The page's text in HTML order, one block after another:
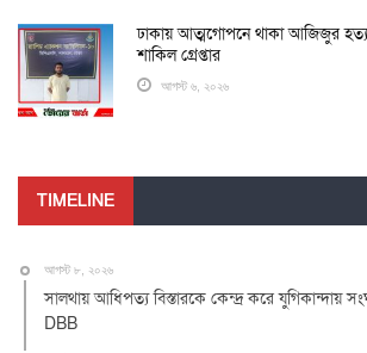
ঢাকায় আত্মগোপনে থাকা আজিজুর
শাকিল গ্রেপ্তার
আগস্ট ৬, ২০২৬
TIMELINE
আগস্ট ৮, ২০২৬
সালথায় আধিপত্য বিস্তারকে কেন্দ্র করে যুগিকান্দায়
DBB